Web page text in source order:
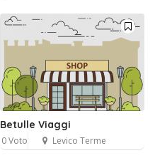
Betulle Viaggi
0 Voto Levico Terme